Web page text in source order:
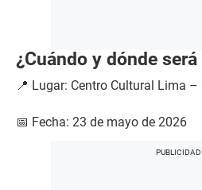
¿Cuándo y dónde
📍 Lugar: Centro Cultural Lima –
📅 Fecha: 23 de mayo de 2026